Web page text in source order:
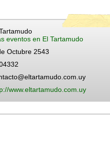
eventos en El Tartamudo
Octubre 2543
www.eltartamudo.com.uy